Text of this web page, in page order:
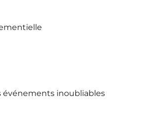
événements inoubliables